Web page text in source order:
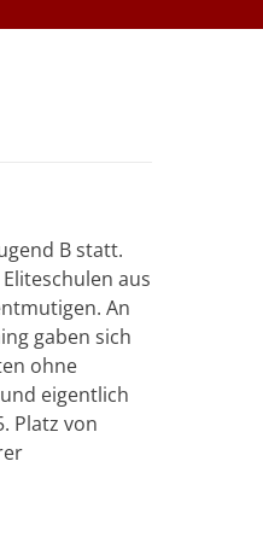
B statt.
aus
An
gaben sich
ohne
eigentlich
Platz von